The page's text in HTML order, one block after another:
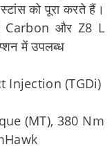
को पूरा करते हैं।
Carbon और Z8 L
में उपलब्ध
Injection (TGDi)
(MT), 380 Nm